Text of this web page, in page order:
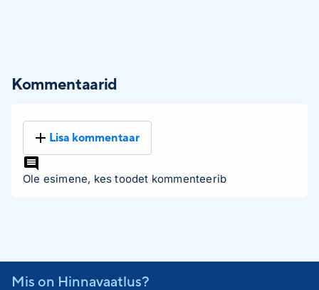
Kommentaarid
Lisa kommentaar
Ole esimene, kes toodet kommenteerib
Mis on Hinnavaatlus?